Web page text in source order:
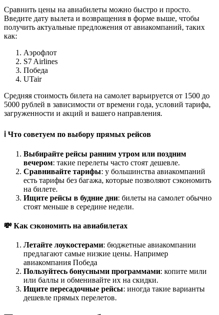
Сравнить цены на авиабилеты можно быстро и просто.
Введите дату вылета и возвращения в форме выше, чтобы
получить актуальные предложения от авиакомпаний, таких
как:
Аэрофлот
S7 Airlines
Победа
UTair
Средняя стоимость билета на самолет варьируется от 1500 до
5000 рублей в зависимости от времени года, условий тарифа,
загруженности и акций и вашего направления.
ℹ️ Что советуем по выбору прямых рейсов
Выбирайте рейсы ранним утром или поздним
вечером: такие перелеты часто стоят дешевле.
Сравнивайте тарифы: у большинства авиакомпаний
есть тарифы без багажа, которые позволяют сэкономить
на билете.
Ищите рейсы в будние дни: билеты на самолет обычно
стоят меньше в середине недели.
💸 Как сэкономить на авиабилетах
Летайте лоукостерами: бюджетные авиакомпании
предлагают самые низкие цены. Например
авиакомпания Победа
Пользуйтесь бонусными программами: копите мили
или баллы и обменивайте их на скидки.
Ищите пересадочные рейсы: иногда такие варианты
дешевле прямых перелетов.